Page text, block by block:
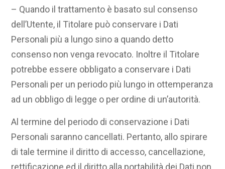
– Quando il trattamento è basato sul consenso
dell’Utente, il Titolare può conservare i Dati
Personali più a lungo sino a quando detto
consenso non venga revocato. Inoltre il Titolare
potrebbe essere obbligato a conservare i Dati
Personali per un periodo più lungo in ottemperanza
ad un obbligo di legge o per ordine di un’autorità.
Al termine del periodo di conservazione i Dati
Personali saranno cancellati. Pertanto, allo spirare
di tale termine il diritto di accesso, cancellazione,
rettificazione ed il diritto alla portabilità dei Dati non